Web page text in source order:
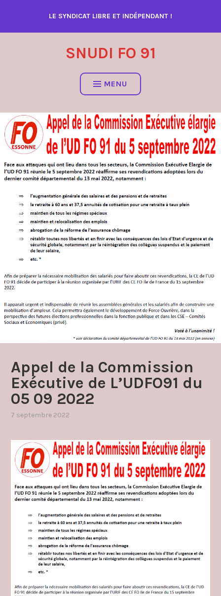
contenu
LE SYNDICAT LIBRE ET INDÉPENDANT !
SNUDI FO 91
MENU
Appel de la Commission
Exécutive de L’UDFO91 du
05 09 2022
7 septembre 2022
communique,
salaire
prime
revenus